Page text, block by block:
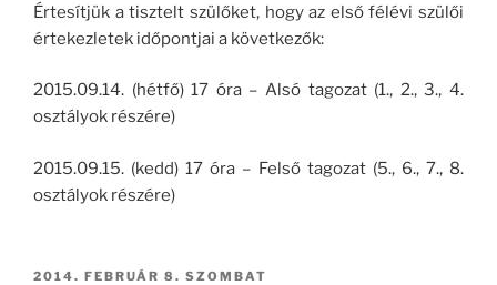
Értesítjük a tisztelt szülőket, hogy az első félévi szülői
értekezletek időpontjai a következők:
2015.09.14. (hétfő) 17 óra – Alsó tagozat (1., 2., 3., 4.
osztályok részére)
2015.09.15. (kedd) 17 óra – Felső tagozat (5., 6., 7., 8.
osztályok részére)
BEKÜLDVE:
2014. FEBRUÁR 8. SZOMBAT